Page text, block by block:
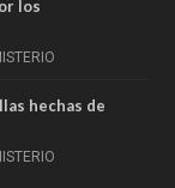
los
hechas de